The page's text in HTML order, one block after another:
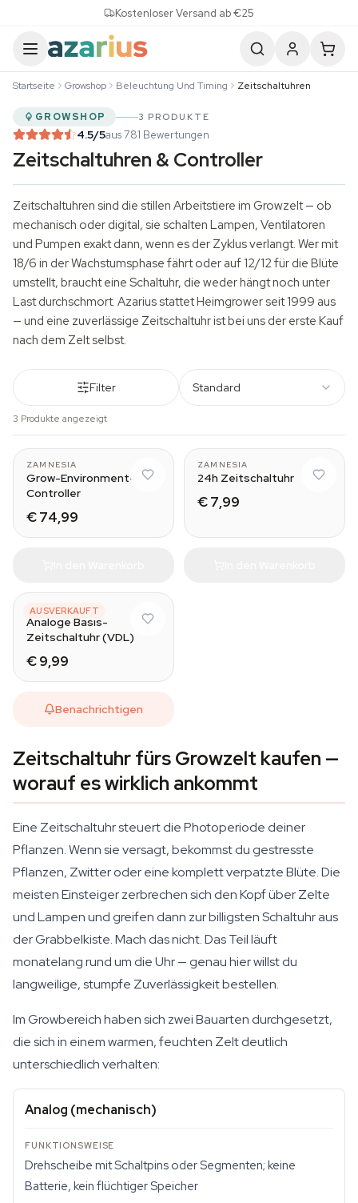
Kostenloser Versand ab €25
Startseite Growshop Beleuchtung Und Timing Zeitschaltuhren
GROWSHOP 3 PRODUKTE
4.5/5aus 781 Bewertungen
Zeitschaltuhren & Controller
Zeitschaltuhren sind die stillen Arbeitstiere im Growzelt — ob
mechanisch oder digital, sie schalten Lampen, Ventilatoren
und Pumpen exakt dann, wenn es der Zyklus verlangt. Wer mit
18/6 in der Wachstumsphase fährt oder auf 12/12 für die Blüte
umstellt, braucht eine Schaltuhr, die weder hängt noch unter
Last durchschmort. Azarius stattet Heimgrower seit 1999 aus
— und eine zuverlässige Zeitschaltuhr ist bei uns der erste Kauf
nach dem Zelt selbst.
Filter Standard
3 Produkte angezeigt
ZAMNESIA
Grow-Environment-
Controller
€ 74,99
ZAMNESIA
24h Zeitschaltuhr
€ 7,99
AUSVERKAUFT
VDL
Analoge Basis-
Zeitschaltuhr (VDL)
€ 9,99
Benachrichtigen
Zeitschaltuhr fürs Growzelt kaufen —
worauf es wirklich ankommt
Eine Zeitschaltuhr steuert die Photoperiode deiner
Pflanzen. Wenn sie versagt, bekommst du gestresste
Pflanzen, Zwitter oder eine komplett verpatzte Blüte. Die
meisten Einsteiger zerbrechen sich den Kopf über Zelte
und Lampen und greifen dann zur billigsten Schaltuhr aus
der Grabbelkiste. Mach das nicht. Das Teil läuft
monatelang rund um die Uhr — genau hier willst du
langweilige, stumpfe Zuverlässigkeit bestellen.
Im Growbereich haben sich zwei Bauarten durchgesetzt,
die sich in einem warmen, feuchten Zelt deutlich
unterschiedlich verhalten:
Analog (mechanisch)
Drehscheibe mit Schaltpins oder Segmenten; keine
Batterie, kein flüchtiger Speicher